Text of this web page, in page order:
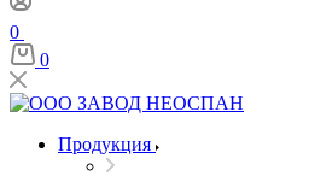
0
0
Продукция